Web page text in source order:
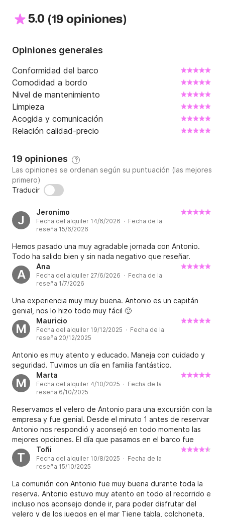
El combustible está incluido en el precio de alquiler,
aparte.
5.0 (19 opiniones)
Opiniones generales
Conformidad del barco
Comodidad a bordo
Nivel de mantenimiento
Limpieza
Acogida y comunicación
Relación calidad-precio
19 opiniones ?
Las opiniones se ordenan según su puntuación (las mejores
primero)
Traducir
J
Jeronimo
Fecha del alquiler 14/6/2026 · Fecha de la
reseña 15/6/2026
Hemos pasado una muy agradable jornada con Antonio.
Todo ha salido bien y sin nada negativo que reseñar.
A
Ana
Fecha del alquiler 27/6/2026 · Fecha de la
reseña 1/7/2026
Una experiencia muy muy buena. Antonio es un capitán
genial, nos lo hizo todo muy fácil 🙂
M
Mauricio
Fecha del alquiler 19/12/2025 · Fecha de la
reseña 20/12/2025
Antonio es muy atento y educado. Maneja con cuidado y
seguridad. Tuvimos un día en familia fantástico.
M
Marta
Fecha del alquiler 4/10/2025 · Fecha de la
reseña 6/10/2025
Reservamos el velero de Antonio para una excursión con la
empresa y fue genial. Desde el minuto 1 antes de reservar
Antonio nos respondió y aconsejó en todo momento las
mejores opciones. El día que pasamos en el barco fue
estupendo y lo pasamos súper bien. Antonio fue súper
agradable y atento todo el tiempo. Experiencia 100%
recomendable!!
T
Toñi
Fecha del alquiler 10/8/2025 · Fecha de la
reseña 15/10/2025
La comunión con Antonio fue muy buena durante toda la
reserva. Antonio estuvo muy atento en todo el recorrido e
incluso nos aconsejo donde ir, para poder disfrutar del
velero y de los juegos en el mar Tiene tabla, colchoneta,